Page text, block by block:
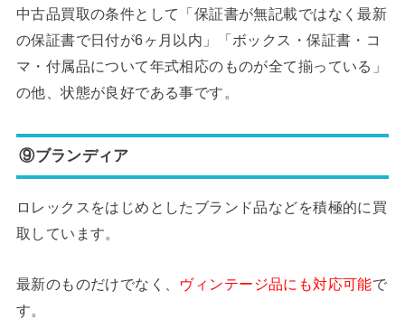
中古品買取の条件として「保証書が無記載ではなく最新
の保証書で日付が6ヶ月以内」「ボックス・保証書・コ
マ・付属品について年式相応のものが全て揃っている」
の他、状態が良好である事です。
⑨ブランディア
ロレックスをはじめとしたブランド品などを積極的に買
取しています。
最新のものだけでなく、 ヴィンテージ品にも対応可能で
す。